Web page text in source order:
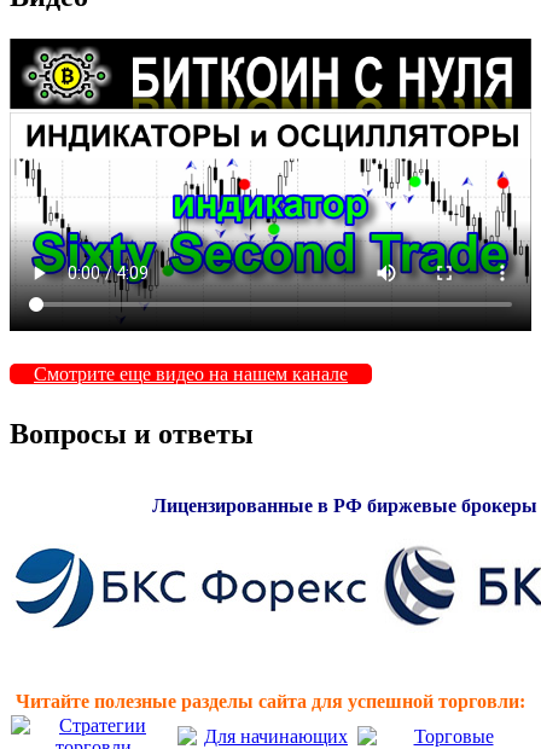
Смотрите еще видео на нашем канале
Вопросы и ответы
Лицензированные в РФ биржевые брокеры
Читайте полезные разделы сайта для успешной торговли: